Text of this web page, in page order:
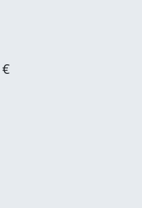
€